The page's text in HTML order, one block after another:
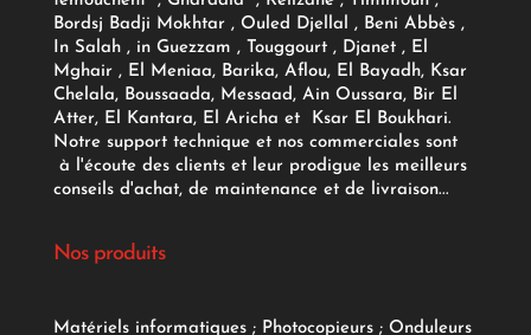
Bordsj Badji Mokhtar , Ouled Djellal , Beni Abbès ,
In Salah , in Guezzam , Touggourt , Djanet , El
Mghair , El Meniaa, Barika, Aflou, El Bayadh, Ksar
Chelala, Boussaada, Messaad, Ain Oussara, Bir El
Atter, El Kantara, El Aricha et Ksar El Boukhari.
Notre support technique et nos commerciales sont
à l'écoute des clients et leur prodigue les meilleurs
conseils d'achat, de maintenance et de livraison...
Nos produits
Matériels informatiques; Photocopieurs; Onduleurs